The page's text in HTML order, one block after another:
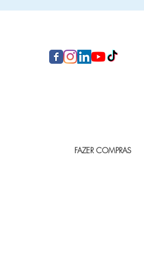
FAZER COMPRAS